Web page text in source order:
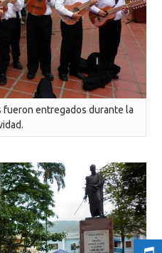
entregados durante la